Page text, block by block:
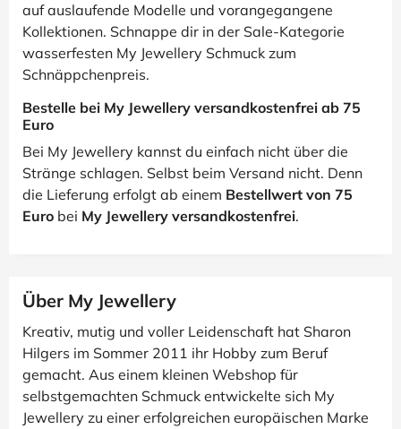
auf auslaufende Modelle und vorangegangene
Kollektionen. Schnappe dir in der Sale-Kategorie
wasserfesten My Jewellery Schmuck zum
Schnäppchenpreis.
Bestelle bei My Jewellery versandkostenfrei ab 75
Euro
Bei My Jewellery kannst du einfach nicht über die
Stränge schlagen. Selbst beim Versand nicht. Denn
die Lieferung erfolgt ab einem Bestellwert von 75
Euro bei My Jewellery versandkostenfrei.
Über My Jewellery
Kreativ, mutig und voller Leidenschaft hat Sharon
Hilgers im Sommer 2011 ihr Hobby zum Beruf
gemacht. Aus einem kleinen Webshop für
selbstgemachten Schmuck entwickelte sich My
Jewellery zu einer erfolgreichen europäischen Marke